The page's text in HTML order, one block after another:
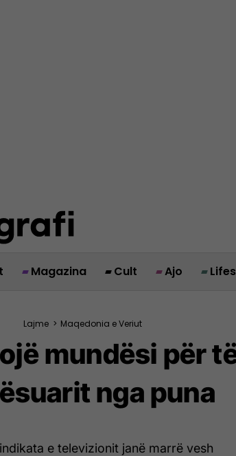
Magazina Cult Ajo
Lajme > Maqedonia e Veriut
mundësi për
nga puna
e televizionit janë marrë vesh